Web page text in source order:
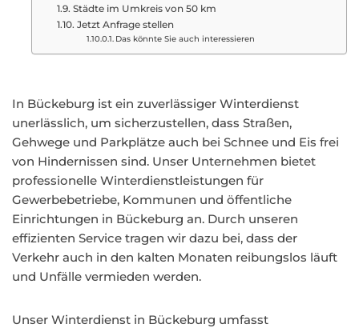
Städte im Umkreis von 50 km
Jetzt Anfrage stellen
Das könnte Sie auch interessieren
In Bückeburg ist ein zuverlässiger Winterdienst
unerlässlich, um sicherzustellen, dass Straßen,
Gehwege und Parkplätze auch bei Schnee und Eis frei
von Hindernissen sind. Unser Unternehmen bietet
professionelle Winterdienstleistungen für
Gewerbebetriebe, Kommunen und öffentliche
Einrichtungen in Bückeburg an. Durch unseren
effizienten Service tragen wir dazu bei, dass der
Verkehr auch in den kalten Monaten reibungslos läuft
und Unfälle vermieden werden.
Unser Winterdienst in Bückeburg umfasst